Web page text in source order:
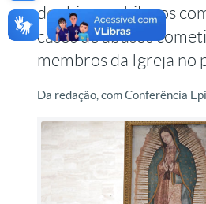
dos bispos chilenos
casos de abusos
membros da Igreja no
Da redação, com Conferência